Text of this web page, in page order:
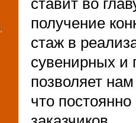
ставит во
получение
стаж в
сувенирных и
позволяет
что